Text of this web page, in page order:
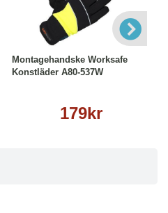
Montagehandske Worksafe
Konstläder A80-537W
179kr
Läs mer